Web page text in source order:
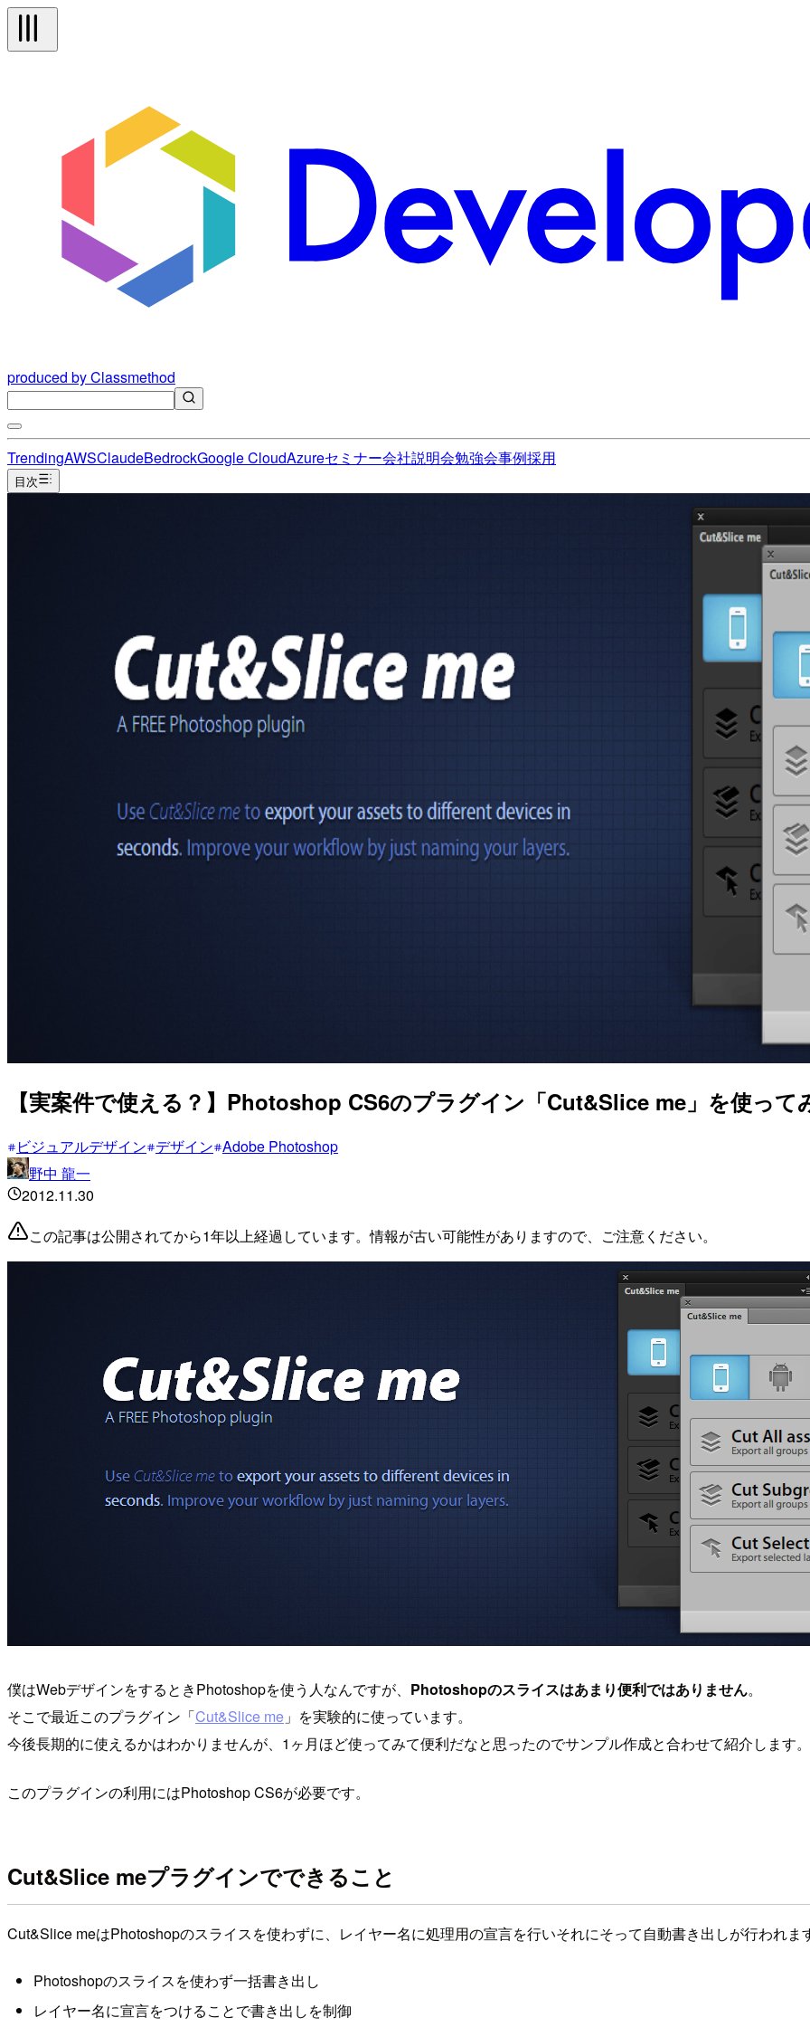
produced by Classmethod
TrendingAWSClaudeBedrockGoogle CloudAzureセミナー会社説明会勉強会事例採用
目次
【実案件で使える？】Photoshop CS6のプラグイン「Cut&Slice me」を使って
ビジュアルデザイン デザイン Adobe Photoshop
野中 龍一
2012.11.30
この記事は公開されてから1年以上経過しています。情報が古い可能性がありますので、ご注意ください。
僕はWebデザインをするときPhotoshopを使う人なんですが、 Photoshopのスライスはあまり便利ではありません。
そこで最近このプラグイン「Cut&Slice me 」を実験的に使っています。
今後長期的に使えるかはわかりませんが、1ヶ月ほど使ってみて便利だなと思ったのでサンプル作成と合わせて紹介します。
このプラグインの利用にはPhotoshop CS6が必要です。
Cut&Slice meプラグインでできること
Cut&Slice meはPhotoshopのスライスを使わずに、レイヤー名に処理用の宣言を行いそれにそって自動書き出しが行われま
Photoshopのスライスを使わず一括書き出し
レイヤー名に宣言をつけることで書き出しを制御